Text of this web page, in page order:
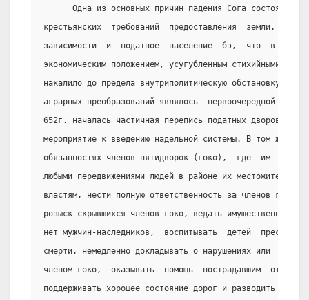
Одна из основных причин падения Сога состояла в
крестьянских  требований  предоставления  земли.  Не
зависимости  и  податное  население  бэ,  что  в
экономическим положением, усугубленным стихийными
накалило до предела внутриполитическую обстановку  в
аграрных преобразований являлось  первоочередной
652г. началась частичная перепись податных дворов (ко)
мероприятие к введению надельной системы. В том же
обязанностях членов пятидворок (гоко),  где  им
любыми передвижениями людей в районе их
властям, нести полную ответственность за членов гоко,
розыск скрывшихся членов гоко, ведать имущественными
нет мужчин-наследников,  воспитывать  детей
смерти, немедленно докладывать о нарушениях или
членом гоко,  оказывать  помощь  пострадавшим  от
поддерживать хорошее состояние дорог и разводить